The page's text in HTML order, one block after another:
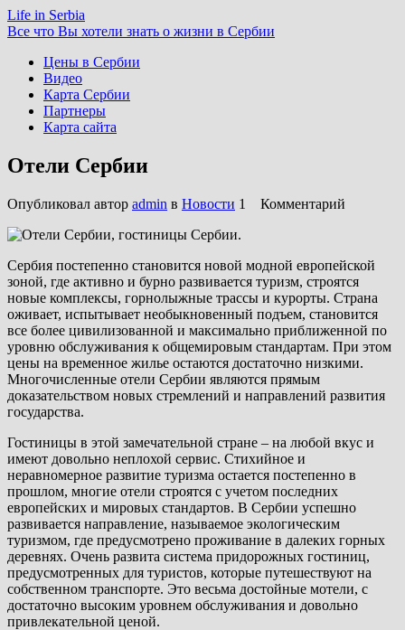
Life in Serbia
Все что Вы хотели знать о жизни в Сербии
Цены в Сербии
Видео
Карта Сербии
Партнеры
Карта сайта
Отели Сербии
Опубликовал автор admin в Новости 1 Комментарий
Сербия постепенно становится новой модной европейской
зоной, где активно и бурно развивается туризм, строятся
новые комплексы, горнолыжные трассы и курорты. Страна
оживает, испытывает необыкновенный подъем, становится
все более цивилизованной и максимально приближенной по
уровню обслуживания к общемировым стандартам. При этом
цены на временное жилье остаются достаточно низкими.
Многочисленные отели Сербии являются прямым
доказательством новых стремлений и направлений развития
государства.
Гостиницы в этой замечательной стране – на любой вкус и
имеют довольно неплохой сервис. Стихийное и
неравномерное развитие туризма остается постепенно в
прошлом, многие отели строятся с учетом последних
европейских и мировых стандартов. В Сербии успешно
развивается направление, называемое экологическим
туризмом, где предусмотрено проживание в далеких горных
деревнях. Очень развита система придорожных гостиниц,
предусмотренных для туристов, которые путешествуют на
собственном транспорте. Это весьма достойные мотели, с
достаточно высоким уровнем обслуживания и довольно
привлекательной ценой.